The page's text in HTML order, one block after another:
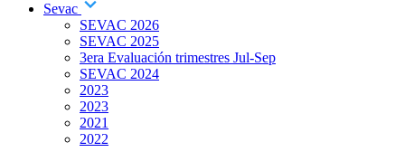
Sevac
SEVAC 2026
SEVAC 2025
3era Evaluación trimestres Jul-Sep
SEVAC 2024
2023
2023
2021
2022